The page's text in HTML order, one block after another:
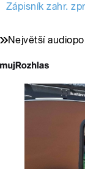
Zápisník zahr.
Největší